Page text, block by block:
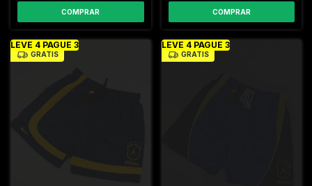
COMPRAR COMPRAR
LEVE 4 PAGUE 3
GRÁTIS
LEVE 4 PAGUE 3
GRÁTIS